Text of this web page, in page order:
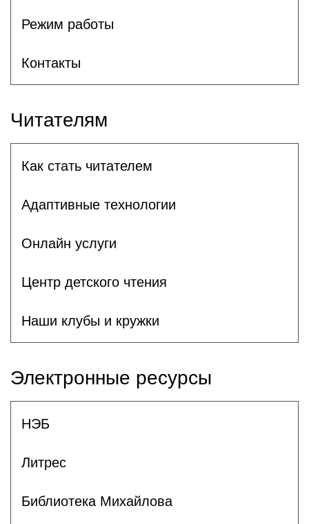
Режим работы
Контакты
Читателям
Как стать читателем
Адаптивные технологии
Онлайн услуги
Центр детского чтения
Наши клубы и кружки
Электронные ресурсы
НЭБ
Литрес
Библиотека Михайлова